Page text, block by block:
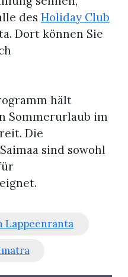
des Holiday Club
Dort können Sie
hält
Sommerurlaub im
Die
sind sowohl
Lappeenranta